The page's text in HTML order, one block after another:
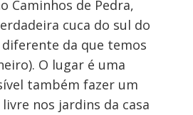
Caminhos de Pedra,
cuca do sul do
da que temos
O lugar é uma
também fazer um
nos jardins da casa